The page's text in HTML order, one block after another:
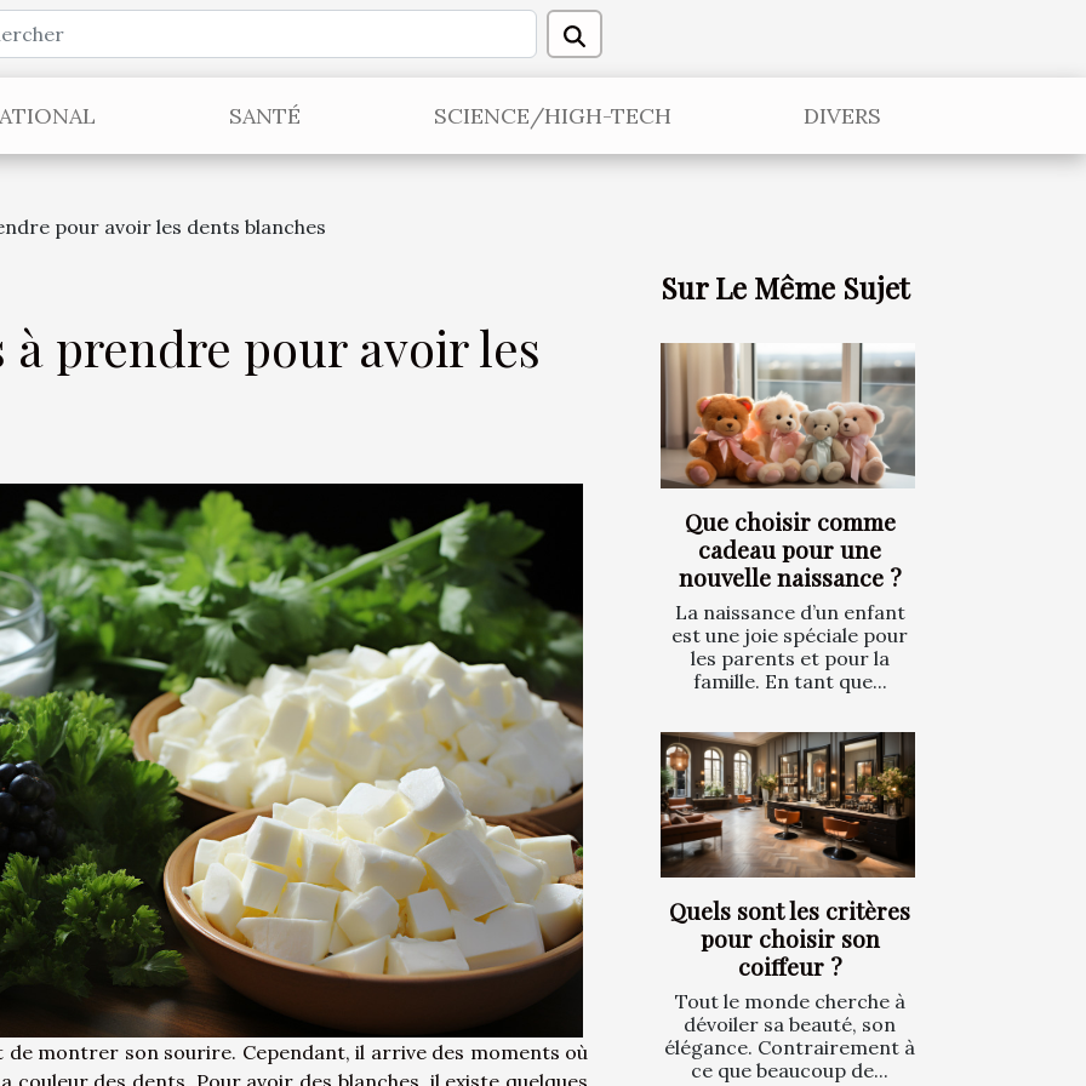
SANTÉ SCIENCE/HIGH-TECH DIVERS
pour avoir les dents blanches
prendre pour avoir les
de montrer son sourire. Cependant, il arrive des moments où
des dents. Pour avoir des blanches, il existe quelques
Sur Le Même Sujet
Que choisir comme
cadeau pour une
nouvelle naissance ?
La naissance d’un enfant
est une joie spéciale pour
les parents et pour la
famille. En tant que...
Quels sont les critères
pour choisir son
coiffeur ?
Tout le monde cherche à
dévoiler sa beauté, son
élégance. Contrairement à
ce que beaucoup de...